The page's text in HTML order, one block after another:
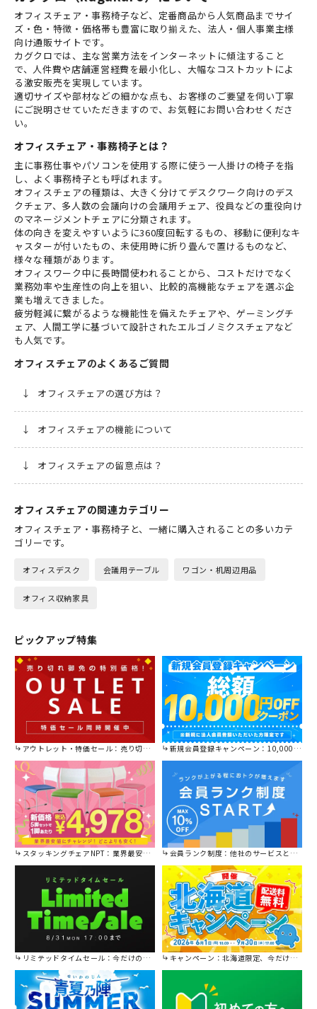
オフィスチェア・事務椅子など、定番商品から人気商品までサイ
ズ・色・特徴・価格帯も豊富に取り揃えた、法人・個人事業主様
向け通販サイトです。
カグクロでは、主な営業方法をインターネットに傾注すること
で、人件費や店舗運営経費を最小化し、大幅なコストカットによ
る激安販売を実現しています。
適切サイズや部材などの細かな点も、お客様のご要望を伺い丁寧
にご説明させていただきますので、お気軽にお問い合わせくださ
い。
オフィスチェア・事務椅子とは？
主に事務仕事やパソコンを使用する際に使う一人掛けの椅子を指
し、よく事務椅子とも呼ばれます。
オフィスチェアの種類は、大きく分けてデスクワーク向けのデス
クチェア、多人数の会議向けの会議用チェア、役員などの重役向け
のマネージメントチェアに分類されます。
体の向きを変えやすいように360度回転するもの、移動に便利なキ
ャスターが付いたもの、未使用時に折り畳んで置けるものなど、
様々な種類があります。
オフィスワーク中に長時間使われることから、コストだけでなく
業務効率や生産性の向上を狙い、比較的高機能なチェアを選ぶ企
業も増えてきました。
疲労軽減に繋がるような機能性を備えたチェアや、ゲーミングチ
ェア、人間工学に基づいて設計されたエルゴノミクスチェアなど
も人気です。
オフィスチェアのよくあるご質問
↓ オフィスチェアの選び方は？
↓ オフィスチェアの機能について
↓ オフィスチェアの留意点は？
オフィスチェアの関連カテゴリー
オフィスチェア・事務椅子と、一緒に購入されることの多いカテ
ゴリーです。
オフィスデスク 会議用テーブル ワゴン・机周辺用品
オフィス収納家具
ピックアップ特集
アウトレット・特価セール：売り切れ御免の特別価格！ 新規会員登録キャンペーン：10,000円OFFクーポン進呈中！
スタッキングチェアNPT：業界最安値に挑戦！ 会員ランク制度：他社のサービスと比較してください。
リミテッドタイムセール：今だけの限定セール。 キャンペーン：北海道限定、今だけ送料無料！